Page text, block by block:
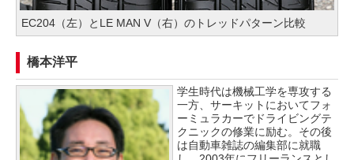
EC204（左）とLE MAN V（右）のトレッドパターン比較
橋本洋平
学生時代は機械工学を専攻する
一方、サーキットにおいてフォ
ーミュラカーでドライビングテ
クニックの修業に励む。その後
は自動車雑誌の編集部に就職